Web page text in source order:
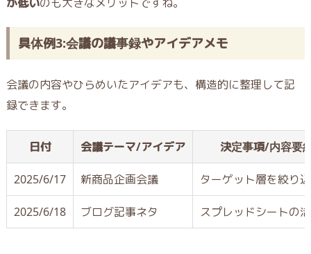
具体例3:会議の議事録やアイデアメモ
会議の内容やひらめいたアイデアも、構造的に整理して記
録できます。
日付 会議テーマ/アイデア 決定事項/内容要
2025/6/17 新商品企画会議 ターゲット層を絞り
2025/6/18 ブログ記事ネタ スプレッドシートの